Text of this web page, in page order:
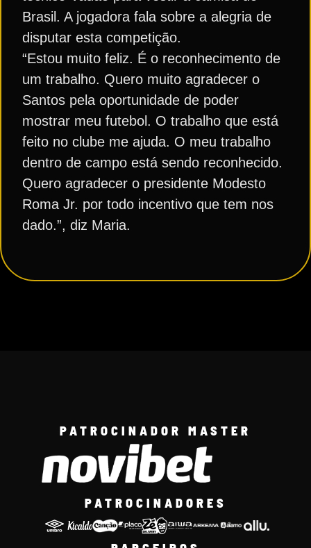
Brasil. A jogadora fala sobre a alegria de
disputar esta competição.
“Estou muito feliz. É o reconhecimento de
um trabalho. Quero muito agradecer o
Santos pela oportunidade de poder
mostrar meu futebol. O trabalho que está
feito no clube me ajuda. O meu trabalho
dentro de campo está sendo reconhecido.
Quero agradecer o presidente Modesto
Roma Jr. por todo incentivo que tem nos
dado.”, diz Maria.
PATROCINADOR MASTER
PATROCINADORES